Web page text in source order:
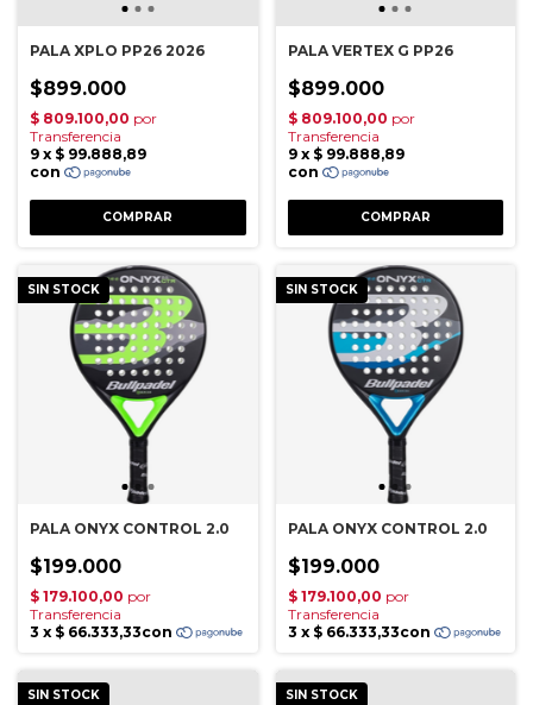
PALA XPLO PP26 2026
$899.000
PALA VERTEX G PP26
$899.000
SIN STOCK
PALA ONYX CONTROL 2.0
$199.000
SIN STOCK
PALA ONYX CONTROL 2.0
$199.000
SIN STOCK SIN STOCK